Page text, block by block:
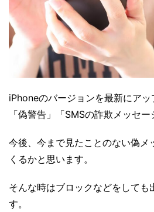
iPhoneのバージョンを最新にア
「偽警告」「SMSの詐欺メッセー
今後、今まで見たことのない偽メ
くるかと思います。
そんな時はブロックなどをしても
す。